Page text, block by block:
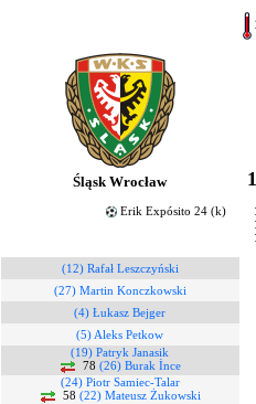
Śląsk Wrocław
Erik Expósito 24 (k)
(12) Rafał Leszczyński
(27) Martin Konczkowski
(4) Łukasz Bejger
(5) Aleks Petkow
(19) Patryk Janasik
78 (26) Burak İnce
(24) Piotr Samiec-Talar
58 (22) Mateusz Żukowski